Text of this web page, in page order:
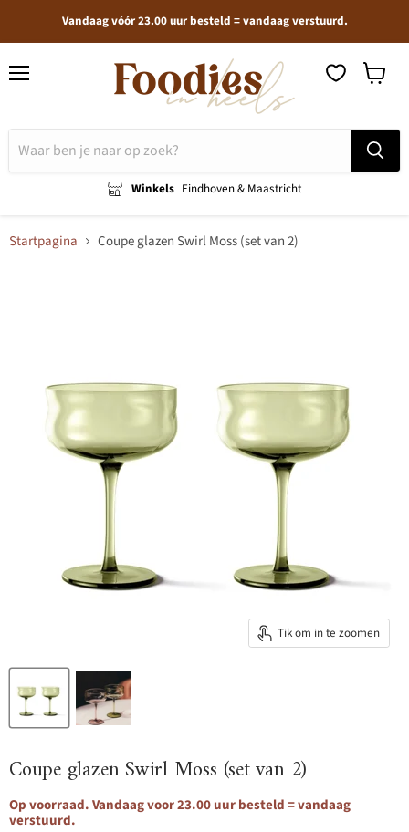
Vandaag vóór 23.00 uur besteld = vandaag verstuurd.
Winkels Eindhoven & Maastricht
Startpagina Coupe glazen Swirl Moss (set van 2)
Tik om in te zoomen
Coupe glazen Swirl Moss (set van 2)
Op voorraad. Vandaag voor 23.00 uur besteld = vandaag
verstuurd.